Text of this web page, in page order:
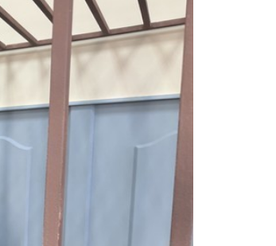
и Face
будет
Опыт выживания в дикой
природе, работа
с ментальным и физическим
состоянием как основа
антихрупких команд